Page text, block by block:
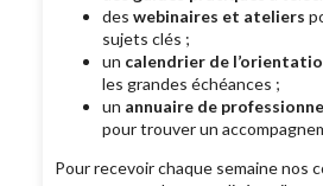
deswebinaires et ateliers
sujets clés ;
un calendrier de
les grandes échéances ;
un annuaire de
pour trouver un
Pour recevoir chaque semaine nos